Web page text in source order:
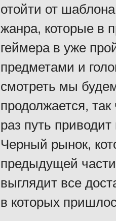
отойти от
жанра, которые в
геймера в уже
предметами и
смотреть мы
продолжается,
раз путь
Черный рынок,
предыдущей
выглядит все
в которых